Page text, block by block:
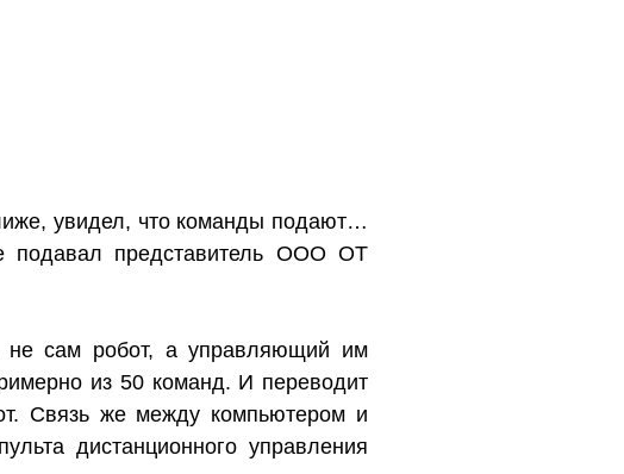
увидел, что команды подают…
подавал представитель ООО ОТ
не сам робот, а управляющий им
из 50 команд. И переводит
Связь же между компьютером и
дистанционного управления